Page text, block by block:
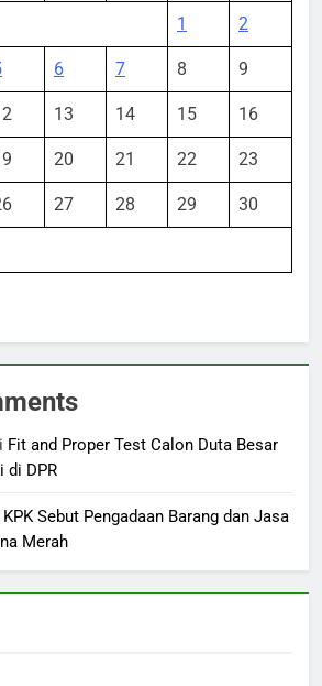
1 2
6 7 8 9
13 14 15 16
20 21 22 23
27 28 29 30
Fit and Proper Test Calon Duta Besar
di DPR
KPK Sebut Pengadaan Barang dan Jasa
Merah